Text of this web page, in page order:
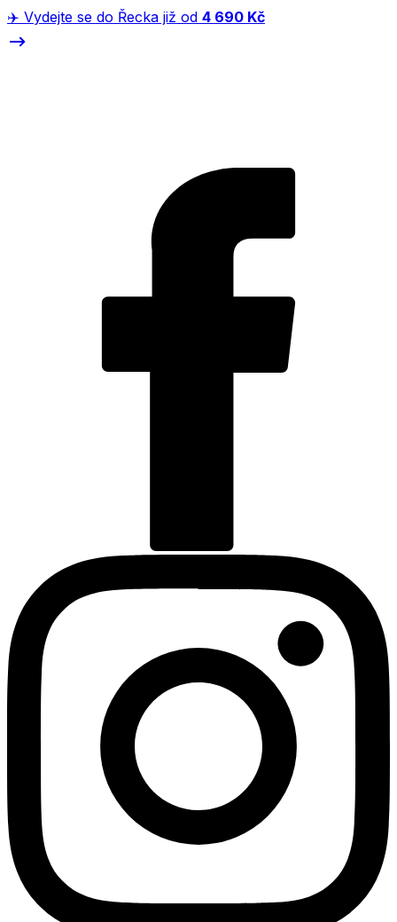
✈️ Vydejte se do Řecka již od 4 690 Kč